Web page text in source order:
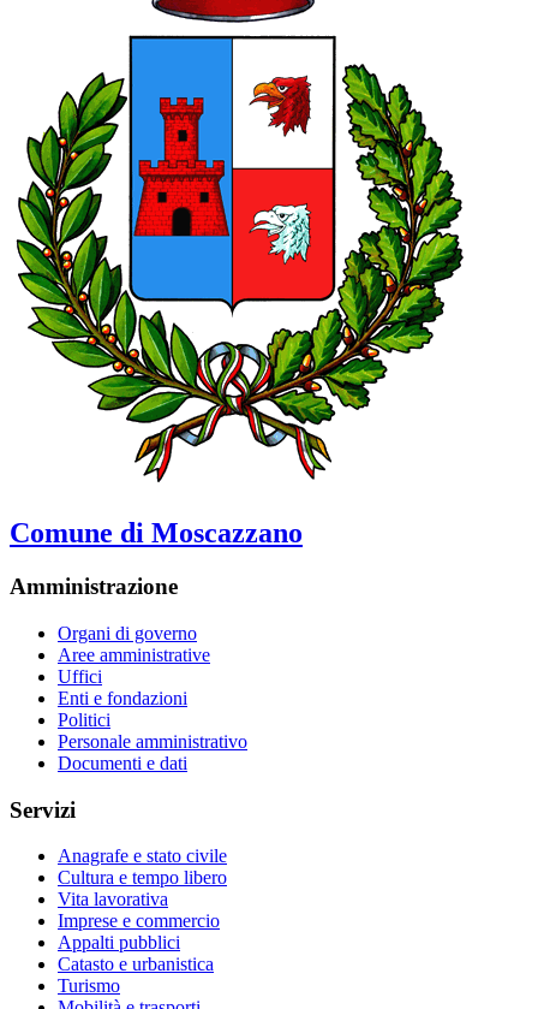
Comune di Moscazzano
Amministrazione
Organi di governo
Aree amministrative
Uffici
Enti e fondazioni
Politici
Personale amministrativo
Documenti e dati
Servizi
Anagrafe e stato civile
Cultura e tempo libero
Vita lavorativa
Imprese e commercio
Appalti pubblici
Catasto e urbanistica
Turismo